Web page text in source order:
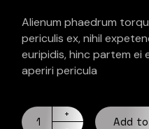
Alienum phaedrum
periculis ex, nihil
euripidis, hinc partem ei
aperiri pericula
Add